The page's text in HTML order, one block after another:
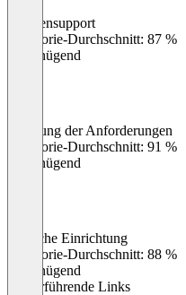
Kundensupport
Kategorie-Durchschnitt: 87 %
Ungenügend
Erfüllung der Anforderungen
Kategorie-Durchschnitt: 91 %
Ungenügend
Einfache Einrichtung
Kategorie-Durchschnitt: 88 %
Ungenügend
Weiterführende Links